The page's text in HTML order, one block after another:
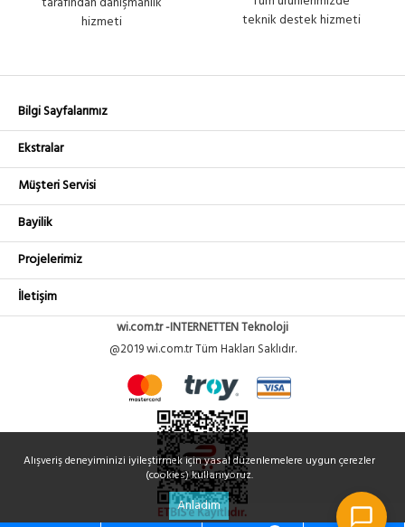
hizmeti
teknik destek hizmeti
Bilgi Sayfalarımız
Ekstralar
Müşteri Servisi
Bayilik
Projelerimiz
İletişim
wi.com.tr -INTERNETTEN Teknoloji
@2019 wi.com.tr Tüm Hakları Saklıdır.
Alışveriş deneyiminizi iyileştirmek için yasal düzenlemelere uygun çerezler
(cookies) kullanıyoruz.
Anladım